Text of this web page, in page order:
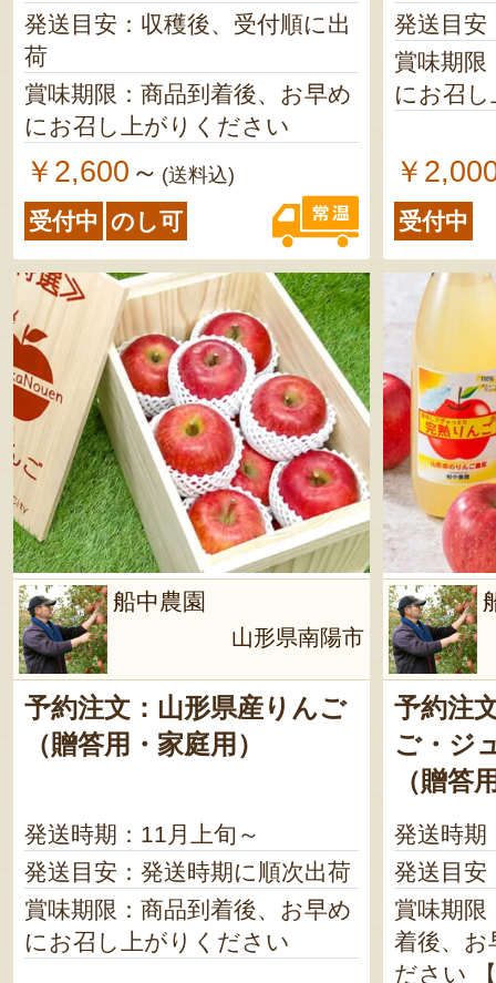
発送目安：収穫後、受付順に出
荷
賞味期限：商品到着後、お早め
にお召し上がりください
￥2,600 ～ (送料込)
受付中 のし可
発送目安
賞味期限
にお召
￥
受付中
船中農園
山形県南陽市
予約注文：山形県産りんご
（贈答用・家庭用）
発送時期：11月上旬～
発送目安：発送時期に順次出荷
賞味期限：商品到着後、お早め
にお召し上がりください
予約注
ご・ジ
（贈答
発送時期
発送目安
賞味期限：
着後、
ださい 【りんごジュース】 製